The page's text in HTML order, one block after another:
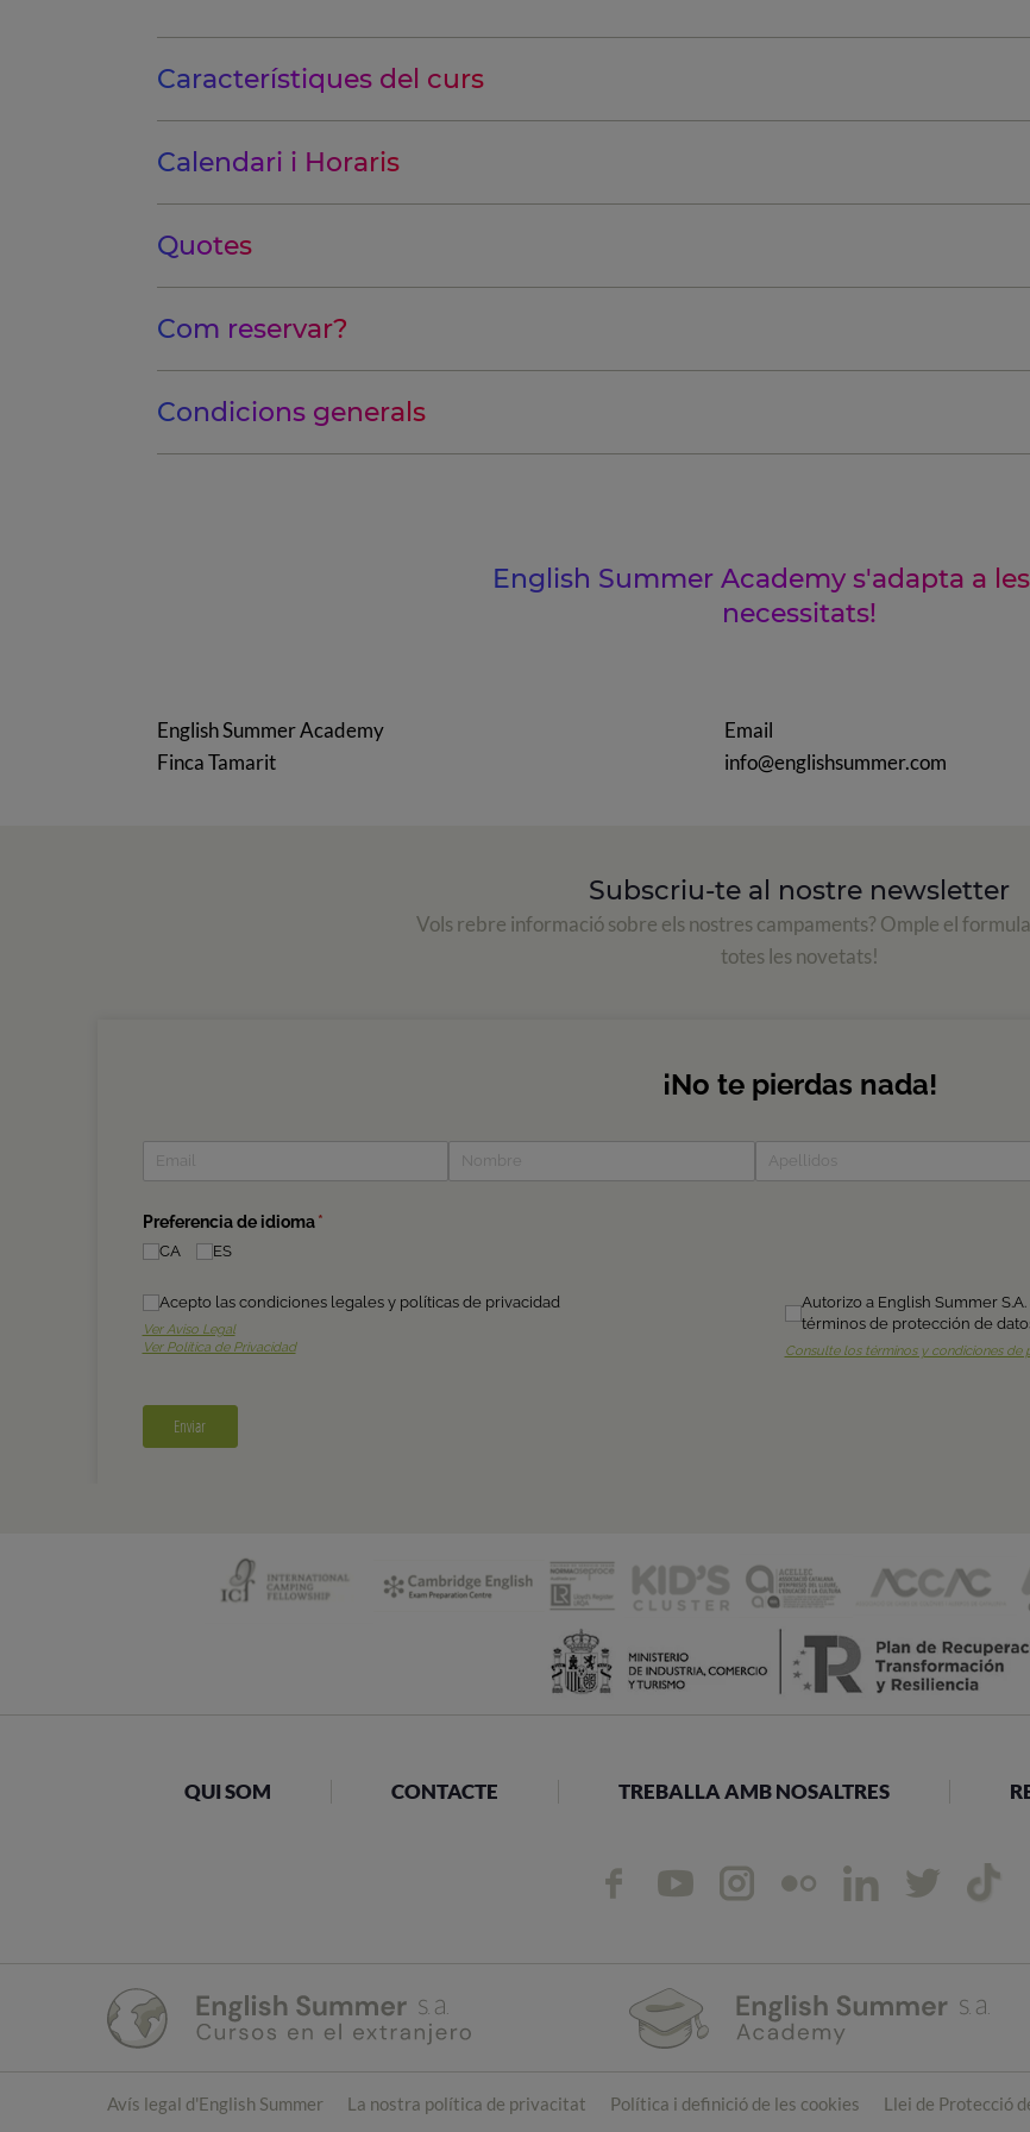
Característiques del curs
Calendari i Horaris
Quotes
Com reservar?
Condicions generals
English Summer Academy s'adapta a
necessitats!
English Summer Academy
Finca Tamarit
Email
info@englishsummer.com
Subscriu-te al nostre newsletter
Vols rebre informació sobre els nostres campaments? Omple el
totes les novetats!
QUI SOM CONTACTE TREBALLA AMB NOSALTRES
Avís legal d'English Summer La nostra política de privacitat Política i definició de les cookies Llei de Protecció